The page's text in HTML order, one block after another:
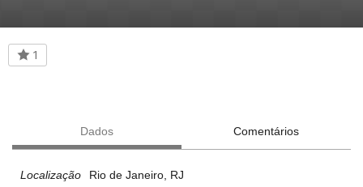
1
Dados Comentários
Localização Rio de Janeiro, RJ